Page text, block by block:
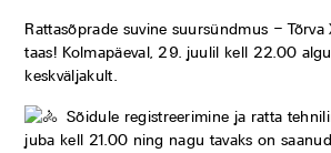
Rattasõprade suvine suursündmus – Tõrva
taas! Kolmapäeval, 29. juulil kell 22.00
keskväljakult.
Sõidule registreerimine ja ratta
juba kell 21.00 ning nagu tavaks on